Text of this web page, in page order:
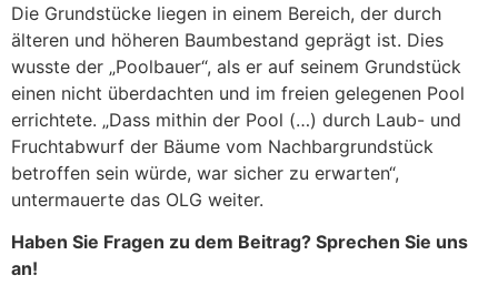
Die Grundstücke liegen in einem Bereich, der durch
älteren und höheren Baumbestand geprägt ist. Dies
wusste der „Poolbauer“, als er auf seinem Grundstück
einen nicht überdachten und im freien gelegenen Pool
errichtete. „Dass mithin der Pool (…) durch Laub- und
Fruchtabwurf der Bäume vom Nachbargrundstück
betroffen sein würde, war sicher zu erwarten“,
untermauerte das OLG weiter.
Haben Sie Fragen zu dem Beitrag? Sprechen Sie uns
an!